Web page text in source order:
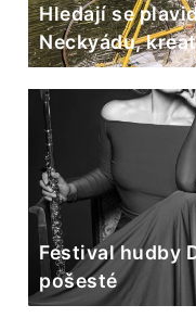
Hledají se
Neckyádu,
Festival hudby
pošesté